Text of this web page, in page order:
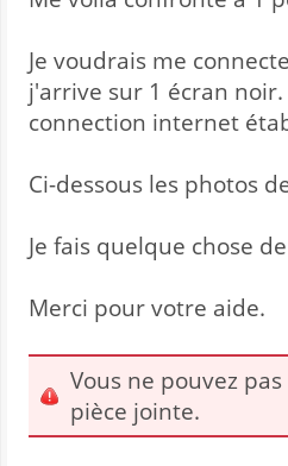
Je voudrais me
j'arrive sur 1 écran noir.
connection internet
Ci-dessous les photos
Je fais quelque chose
Merci pour votre aide.
Vous ne pouvez
pièce jointe.